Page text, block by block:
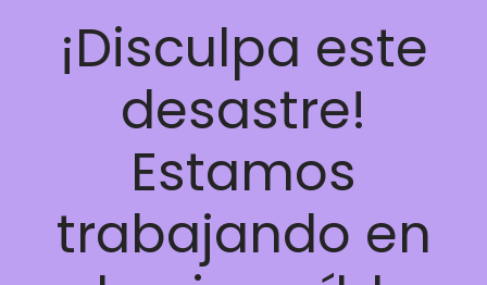
¡Disculpa este
desastre!
Estamos
trabajando en